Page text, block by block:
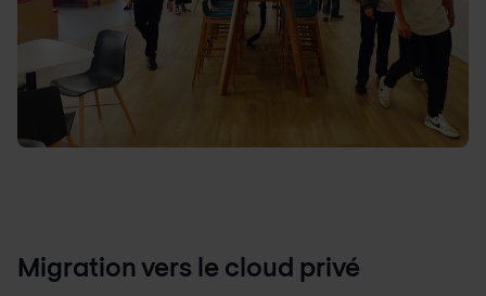
Migration vers le cloud privé